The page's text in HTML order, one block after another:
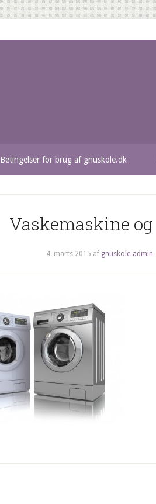
Betingelser for brug af gnuskole.dk
Vaskemaskine
4. marts 2015 af gnuskole-admin